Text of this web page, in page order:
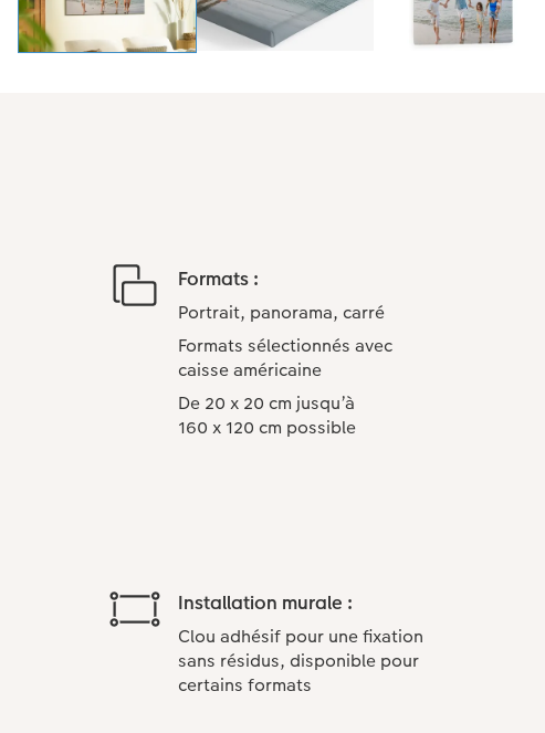
Formats :
Portrait, panorama, carré
Formats sélectionnés avec
caisse américaine
De 20 x 20 cm jusqu’à
160 x 120 cm possible
Installation murale :
Clou adhésif pour une fixation
sans résidus, disponible pour
certains formats